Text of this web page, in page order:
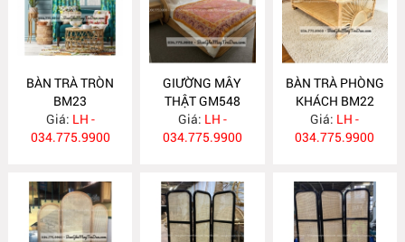
BÀN TRÀ TRÒN
BM23
Giá: LH -
034.775.9900
GIƯỜNG MÂY
THẬT GM548
Giá: LH -
034.775.9900
BÀN TRÀ PHÒNG
KHÁCH BM22
Giá: LH -
034.775.9900